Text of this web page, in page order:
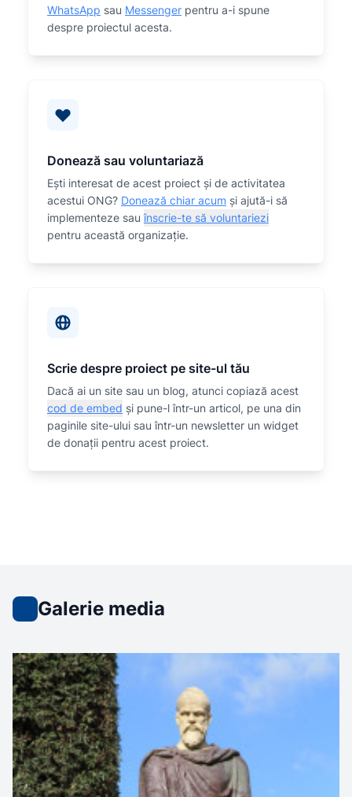
WhatsApp sau Messenger pentru a-i spune
despre proiectul acesta.
Donează sau voluntariază
Eşti interesat de acest proiect și de activitatea
acestui ONG? Donează chiar acum și ajută-i să
implementeze sauînscrie-te să voluntariezi
pentru această organizaţie.
Scrie despre proiect pe site-ul tău
Dacă ai un site sau un blog, atunci copiază acest
cod de embed și pune-l într-un articol, pe una din
paginile site-ului sau într-un newsletter un widget
de donații pentru acest proiect.
Galerie media